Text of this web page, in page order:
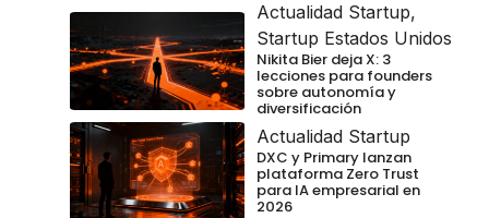
Actualidad Startup,
Startup Estados Unidos
Nikita Bier deja X: 3
lecciones para founders
sobre autonomía y
diversificación
Actualidad Startup
DXC y Primary lanzan
plataforma Zero Trust
para IA empresarial en
2026